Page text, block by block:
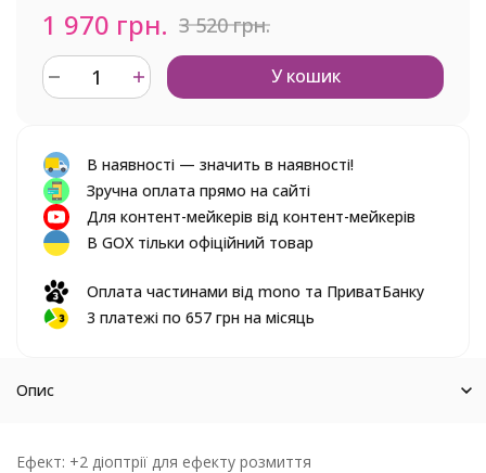
1 970 грн. 3 520 грн.
У кошик
В наявності — значить в наявності!
Зручна оплата прямо на сайті
Для контент-мейкерів від контент-мейкерів
В GOX тільки офіційний товар
Оплата частинами від mono та ПриватБанку
3 платежі по 657 грн на місяць
Опис
Ефект: +2 діоптрії для ефекту розмиття